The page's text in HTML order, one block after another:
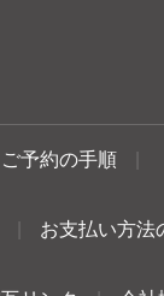
ご予約の手順
お支払い方法